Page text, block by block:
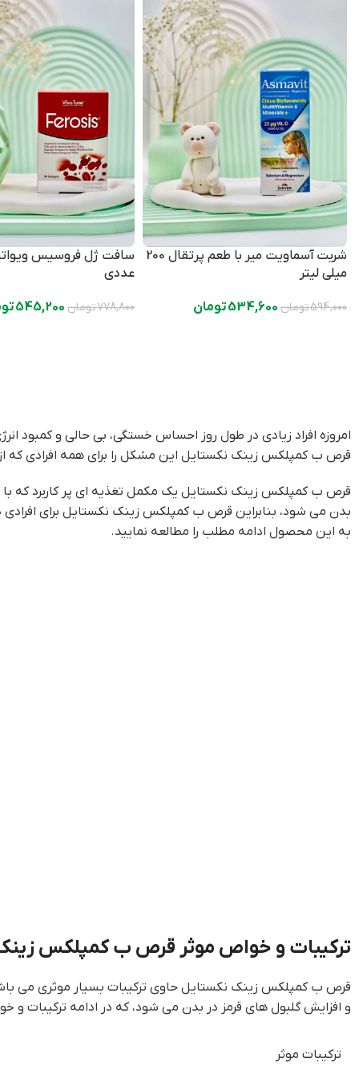
شربت آسماویت میر با طعم پرتقال 200
میلی لیتر
594,000تومان 534,600تومان
عددی
778,800تومان 545,200
امروزه افراد زیادی در طول روز احساس خستگی، بی حالی و کمبود
قرص ب کمپلکس زینک نکستایل این مشکل را برای همه افرادی که
قرص ب کمپلکس زینک نکستایل یک مکمل تغذیه ای پر کاربرد که
بدن می شود، بنابراین قرص ب کمپلکس زینک نکستایل برای
به این محصول ادامه مطلب را مطالعه نمایید.
ترکیبات و خواص موثر قرص ب کمپلکس
قرص ب کمپلکس زینک نکستایل حاوی ترکیبات بسیار موثری می
و افزایش گلبول های قرمز در بدن می شود، که در ادامه ترکیبات و
ترکیبات موثر